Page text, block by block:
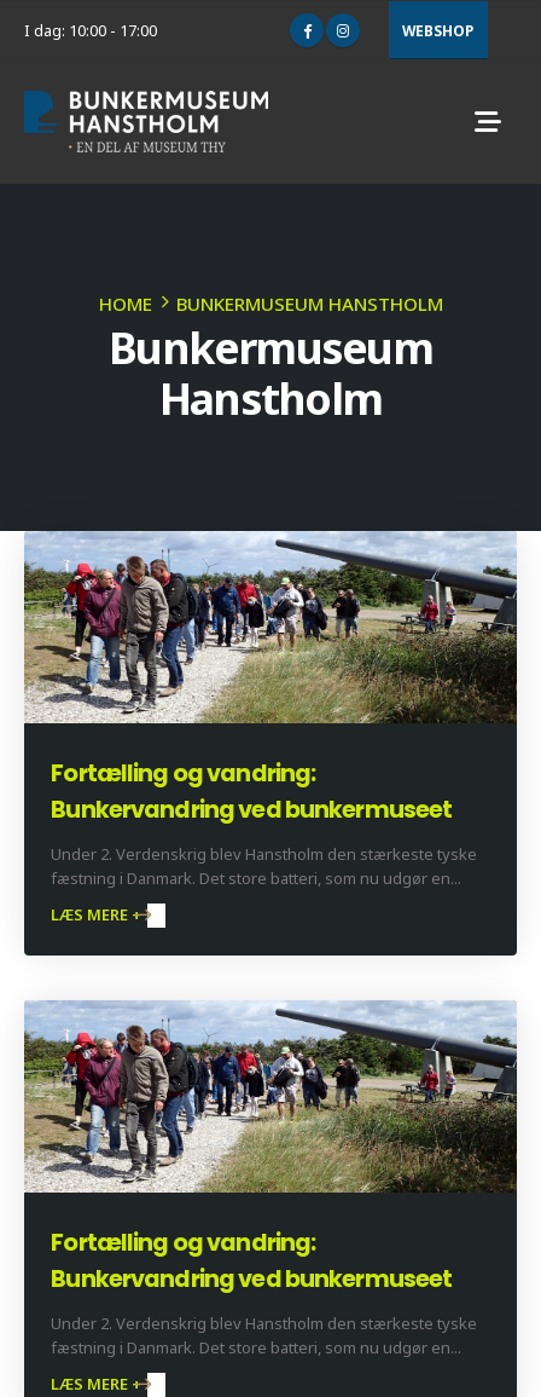
I dag: 10:00 - 17:00 WEBSHOP
HOME BUNKERMUSEUM HANSTHOLM
Bunkermuseum
Hanstholm
Fortælling og vandring:
Bunkervandring ved bunkermuseet
Under 2. Verdenskrig blev Hanstholm den stærkeste tyske
fæstning i Danmark. Det store batteri, som nu udgør en...
LÆS MERE +
Fortælling og vandring:
Bunkervandring ved bunkermuseet
Under 2. Verdenskrig blev Hanstholm den stærkeste tyske
fæstning i Danmark. Det store batteri, som nu udgør en...
LÆS MERE +